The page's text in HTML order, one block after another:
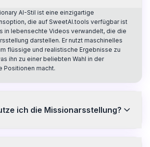
AI-Stil ist eine einzigartige
die auf SweetAI.tools verfügbar ist
in lebensechte Videos verwandelt, die die
darstellen. Er nutzt maschinelles
flüssige und realistische Ergebnisse zu
ihn zu einer beliebten Wahl in der
Positionen macht.
ich die Missionarsstellung?